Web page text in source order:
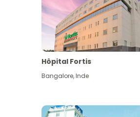
Hôpital Fortis
Bangalore,Inde